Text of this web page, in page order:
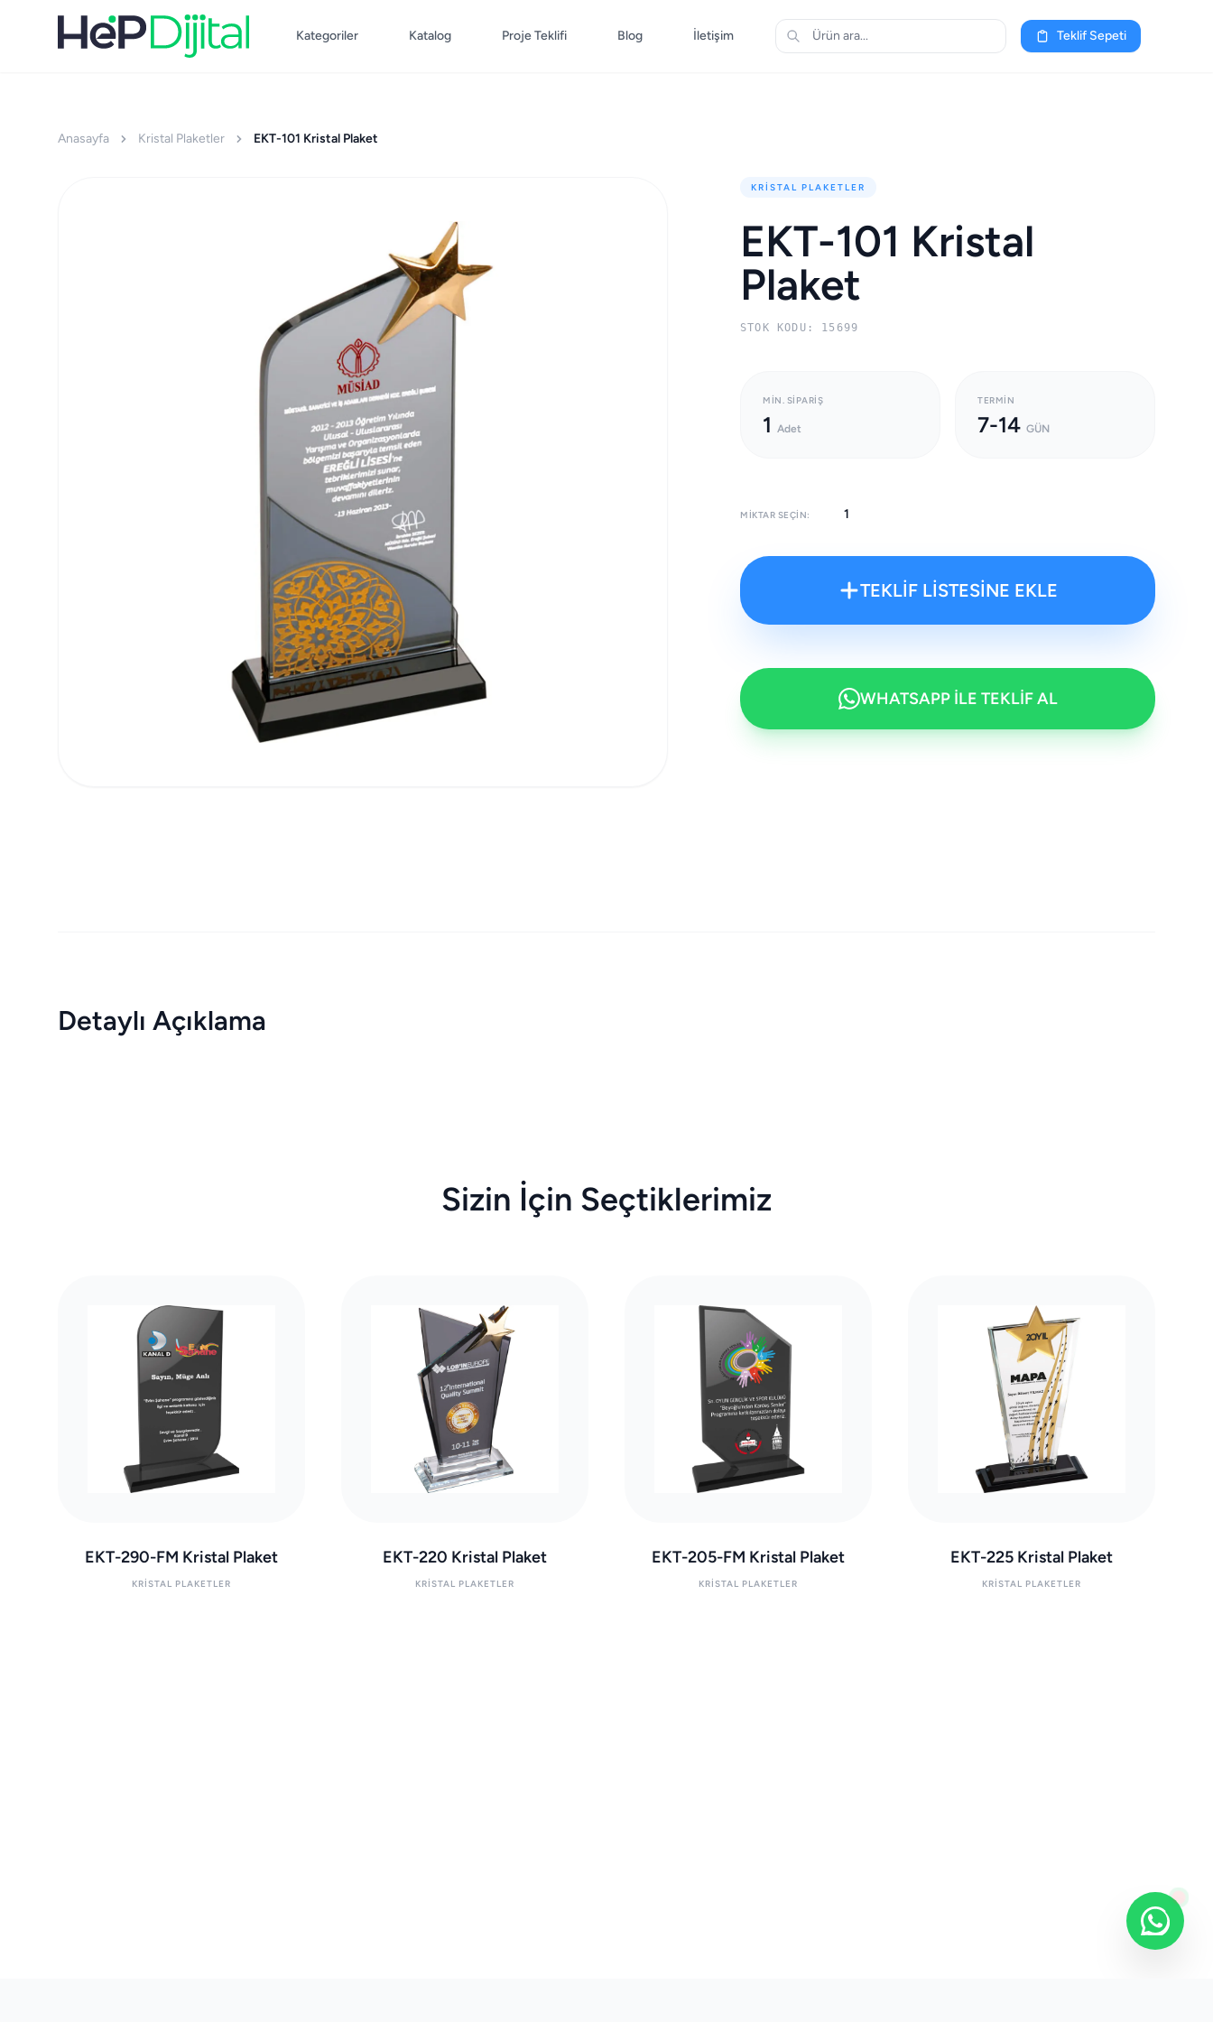
Kategoriler Katalog Proje Teklifi Blog İletişim Teklif Sepeti
Anasayfa Kristal Plaketler EKT-101 Kristal Plaket
KRISTAL PLAKETLER
EKT-101 Kristal
Plaket
STOK KODU: 15699
MIN. SIPARIŞ
1 Adet
TERMIN
7-14 GÜN
MIKTAR SEÇIN:
TEKLİF LİSTESİNE EKLE
WHATSAPP İLE TEKLİF AL
Detaylı Açıklama
Sizin İçin Seçtiklerimiz
EKT-290-FM Kristal Plaket
KRISTAL PLAKETLER
EKT-220 Kristal Plaket
KRISTAL PLAKETLER
EKT-205-FM Kristal Plaket
KRISTAL PLAKETLER
EKT-225 Kristal Plaket
KRISTAL PLAKETLER